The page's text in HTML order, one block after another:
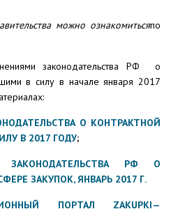
можно ознакомитьсяпо
законодательства РФ о
в силу в начале января 2017
О КОНТРАКТНОЙ
В 2017 ГОДУ;
ЗАКОНОДАТЕЛЬСТВА РФ О
ЗАКУПОК, ЯНВАРЬ 2017 Г.
ПОРТАЛ ZAKUPKI—